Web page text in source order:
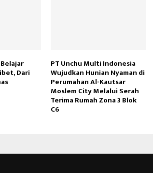
Dari
PT Unchu Multi Indonesia
Wujudkan Hunian Nyaman di
Perumahan Al-Kautsar
Moslem City Melalui Serah
Terima Rumah Zona 3 Blok
C6